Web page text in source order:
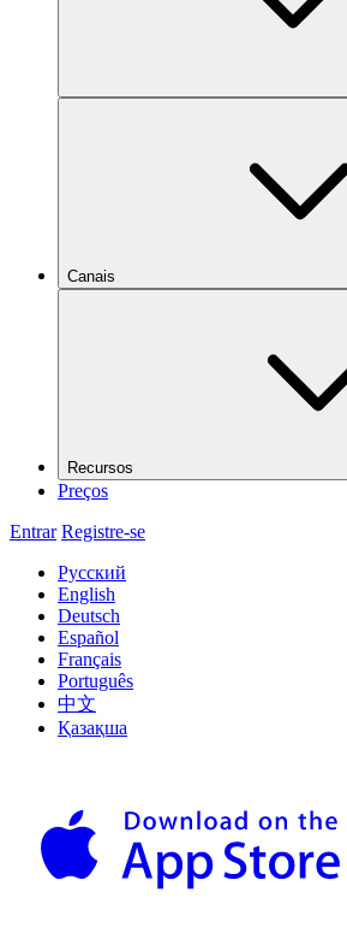
Canais
Recursos
Preços
Entrar Registre-se
Русский
English
Deutsch
Español
Français
Português
中文
Қазақша